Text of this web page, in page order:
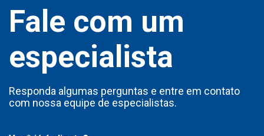
Fale com um
especialista
Responda algumas perguntas e entre em contato
com nossa equipe de especialistas.